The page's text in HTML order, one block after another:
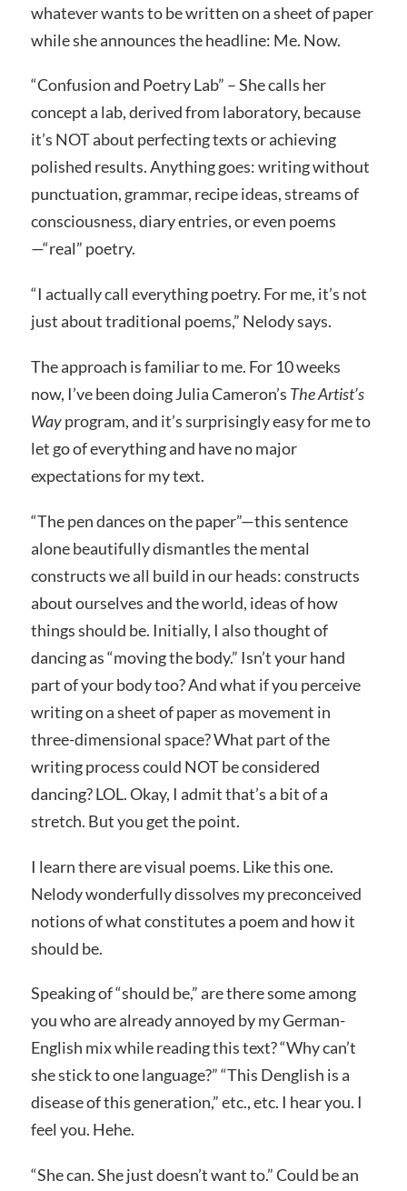
whatever wants to be written on a sheet of paper
while she announces the headline: Me. Now.
“Confusion and Poetry Lab” – She calls her
concept a lab, derived from laboratory, because
it’s NOT about perfecting texts or achieving
polished results. Anything goes: writing without
punctuation, grammar, recipe ideas, streams of
consciousness, diary entries, or even poems
—“real” poetry.
“I actually call everything poetry. For me, it’s not
just about traditional poems,” Nelody says.
The approach is familiar to me. For 10 weeks
now, I’ve been doing Julia Cameron’s The Artist’s
Wayprogram, and it’s surprisingly easy for me to
let go of everything and have no major
expectations for my text.
“The pen dances on the paper”—this sentence
alone beautifully dismantles the mental
constructs we all build in our heads: constructs
about ourselves and the world, ideas of how
things should be. Initially, I also thought of
dancing as “moving the body.” Isn’t your hand
part of your body too? And what if you perceive
writing on a sheet of paper as movement in
three-dimensional space? What part of the
writing process could NOT be considered
dancing? LOL. Okay, I admit that’s a bit of a
stretch. But you get the point.
I learn there are visual poems. Like this one.
Nelody wonderfully dissolves my preconceived
notions of what constitutes a poem and how it
should be.
Speaking of “should be,” are there some among
you who are already annoyed by my German-
English mix while reading this text? “Why can’t
she stick to one language?” “This Denglish is a
disease of this generation,” etc., etc. I hear you. I
feel you. Hehe.
“She can. She just doesn’t want to.” Could be an